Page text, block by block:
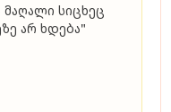
მაღალი სიცხეც
არ ხდება"